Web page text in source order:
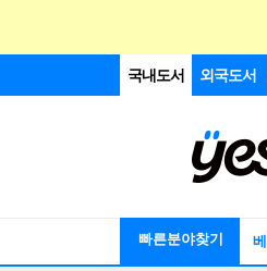
국내도서 외국도서
빠른분야찾기